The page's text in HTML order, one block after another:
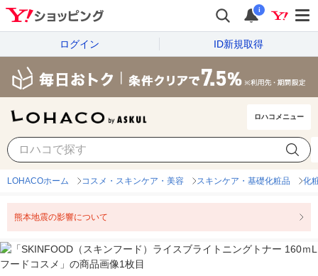
i
ログイン ID新規取得
ロハコメニュー
LOHACOホーム コスメ・スキンケア・美容 スキンケア・基礎化粧品 化
熊本地震の影響について